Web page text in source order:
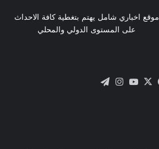
موقع اخباري شامل يهتم بتغطية كافة الاحداث
على المستوى الدولي والمحلي
فيسبوك
X يوتيوبانستقرام